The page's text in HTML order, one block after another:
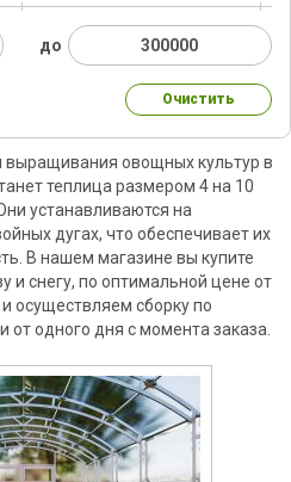
до
Очистить
овощных культур в
теплица размером 4 на 10
устанавливаются на
дугах, что обеспечивает их
В нашем магазине вы купите
и снегу, по оптимальной цене от
осуществляем сборку по
от одного дня с момента заказа.